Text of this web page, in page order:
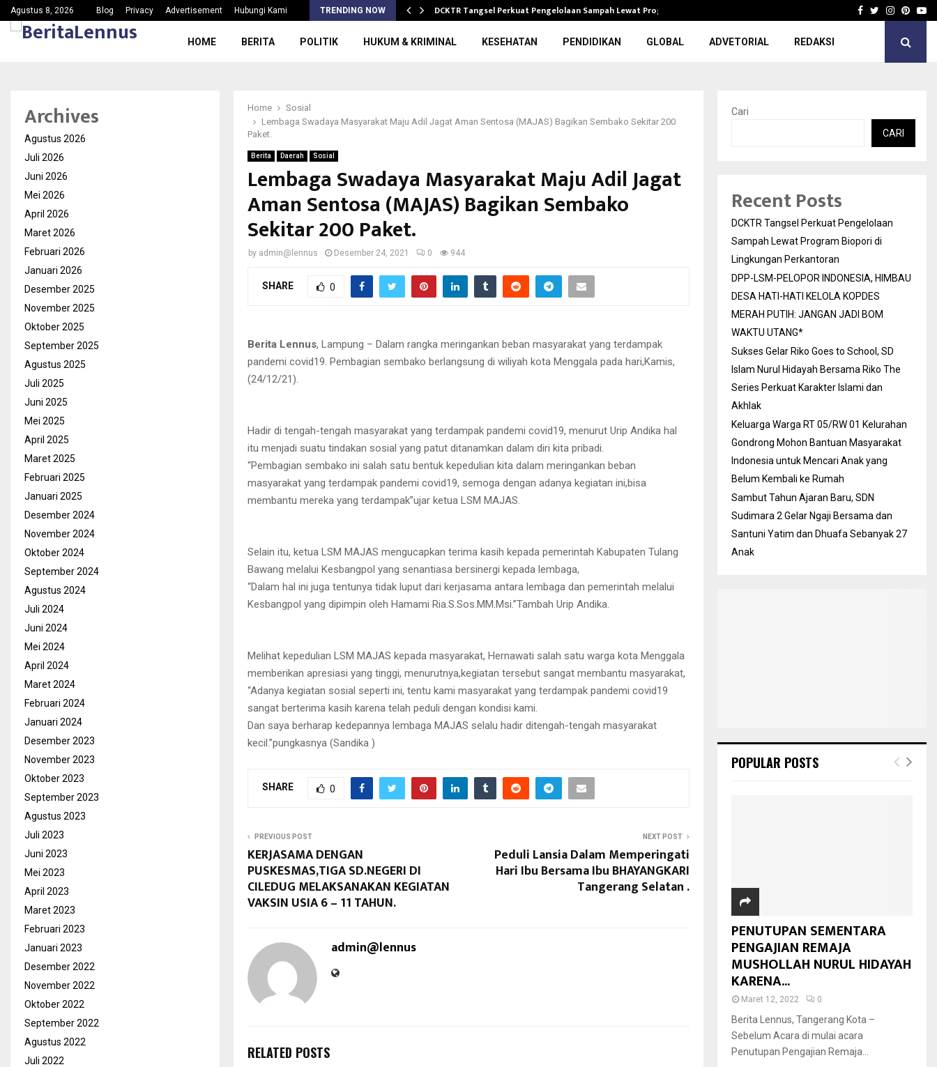
Agustus 8, 2026 Blog Privacy Advertisement Hubungi Kami TRENDING NOW
Ketua PAC Gerindra Kec.Jasinga Meradang, Nama Baik… DCKTR Tangsel Perkuat Pengelolaan Sampah Lewat Program… DPP-LSM-PELOPOR INDONESIA,
Facebook
Twitter
HOME BERITA POLITIK HUKUM & KRIMINAL KESEHATAN PENDIDIKAN GLOBAL ADVETORIAL REDAKSI
Home
Sosial
Lembaga Swadaya Masyarakat Maju Adil Jagat Aman Sentosa (MAJAS) Bagikan Sembako Sekitar 200
Paket.
Berita Daerah Sosial
Lembaga Swadaya Masyarakat Maju Adil Jagat
Aman Sentosa (MAJAS) Bagikan Sembako
Sekitar 200 Paket.
by admin@lennus Desember 24, 2021 0 944
SHARE 0
Berita Lennus, Lampung – Dalam rangka meringankan beban masyarakat yang terdampak
pandemi covid19. Pembagian sembako berlangsung di wiliyah kota Menggala pada hari,Kamis,
(24/12/21).
Hadir di tengah-tengah masyarakat yang terdampak pandemi covid19, menurut Urip Andika hal
itu menjadi suatu tindakan sosial yang patut ditanamkan dalam diri kita pribadi.
“Pembagian sembako ini salah satu bentuk kepedulian kita dalam meringankan beban
masyarakat yang terdampak pandemi covid19, semoga dengan adanya kegiatan ini,bisa
membantu mereka yang terdampak”ujar ketua LSM MAJAS.
Selain itu, ketua LSM MAJAS mengucapkan terima kasih kepada pemerintah Kabupaten Tulang
Bawang melalui Kesbangpol yang senantiasa bersinergi kepada lembaga,
“Dalam hal ini juga tentunya tidak luput dari kerjasama antara lembaga dan pemerintah melalui
Kesbangpol yang dipimpin oleh Hamami Ria.S.Sos.MM.Msi.”Tambah Urip Andika.
Melihat kepedulian LSM MAJAS kepada masyarakat, Hernawati salah satu warga kota Menggala
memberikan apresiasi yang tinggi, menurutnya,kegiatan tersebut sangat membantu masyarakat,
“Adanya kegiatan sosial seperti ini, tentu kami masyarakat yang terdampak pandemi covid19
sangat berterima kasih karena telah peduli dengan kondisi kami.
Dan saya berharap kedepannya lembaga MAJAS selalu hadir ditengah-tengah masyarakat
kecil.”pungkasnya (Sandika )
SHARE 0
PREVIOUS POST
KERJASAMA DENGAN
PUSKESMAS,TIGA SD.NEGERI DI
CILEDUG MELAKSANAKAN KEGIATAN
VAKSIN USIA 6 – 11 TAHUN.
NEXT POST
Peduli Lansia Dalam Memperingati
Hari Ibu Bersama Ibu BHAYANGKARI
Tangerang Selatan .
admin@lennus
RELATED POSTS
Archives
Agustus 2026
Juli 2026
Juni 2026
Mei 2026
April 2026
Maret 2026
Februari 2026
Januari 2026
Desember 2025
November 2025
Oktober 2025
September 2025
Agustus 2025
Juli 2025
Juni 2025
Mei 2025
April 2025
Maret 2025
Februari 2025
Januari 2025
Desember 2024
November 2024
Oktober 2024
September 2024
Agustus 2024
Juli 2024
Juni 2024
Mei 2024
April 2024
Maret 2024
Februari 2024
Januari 2024
Desember 2023
November 2023
Oktober 2023
September 2023
Agustus 2023
Juli 2023
Juni 2023
Mei 2023
April 2023
Maret 2023
Februari 2023
Januari 2023
Desember 2022
November 2022
Oktober 2022
September 2022
Agustus 2022
Juli 2022
Cari
CARI
Recent Posts
DCKTR Tangsel Perkuat Pengelolaan
Sampah Lewat Program Biopori di
Lingkungan Perkantoran
DPP-LSM-PELOPOR INDONESIA, HIMBAU
DESA HATI-HATI KELOLA KOPDES
MERAH PUTIH: JANGAN JADI BOM
WAKTU UTANG*
Sukses Gelar Riko Goes to School, SD
Islam Nurul Hidayah Bersama Riko The
Series Perkuat Karakter Islami dan
Akhlak
Keluarga Warga RT 05/RW 01 Kelurahan
Gondrong Mohon Bantuan Masyarakat
Indonesia untuk Mencari Anak yang
Belum Kembali ke Rumah
Sambut Tahun Ajaran Baru, SDN
Sudimara 2 Gelar Ngaji Bersama dan
Santuni Yatim dan Dhuafa Sebanyak 27
Anak
POPULAR POSTS
PENUTUPAN SEMENTARA
PENGAJIAN REMAJA
MUSHOLLAH NURUL HIDAYAH
KARENA...
Maret 12, 2022 0
Berita Lennus, Tangerang Kota –
Sebelum Acara di mulai acara
Penutupan Pengajian Remaja...